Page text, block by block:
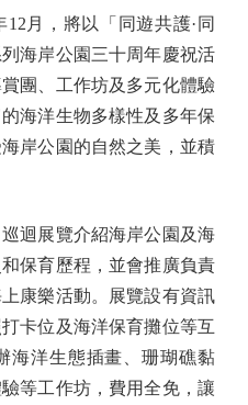
月，將以「同遊共護·同
海岸公園三十周年慶祝活
團、工作坊及多元化體驗
海洋生物多樣性及多年保
岸公園的自然之美，並積
展覽介紹海岸公園及海
保育歷程，並會推廣負責
康樂活動。展覽設有資訊
卡位及海洋保育攤位等互
海洋生態插畫、珊瑚礁黏
等工作坊，費用全免，讓